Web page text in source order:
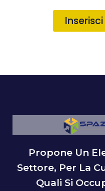
Propone Un
Settore, Per La
Quali Si